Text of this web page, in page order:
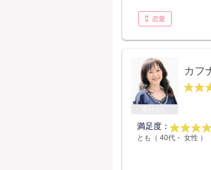
恋愛
カフ
満足度：
とも（ 40代・ 女性 ）